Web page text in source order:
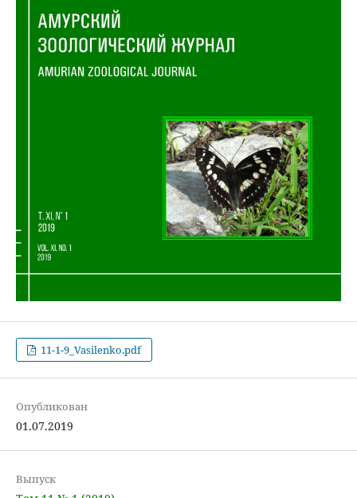
11-1-9_Vasilenko.pdf
Опубликован
01.07.2019
Выпуск